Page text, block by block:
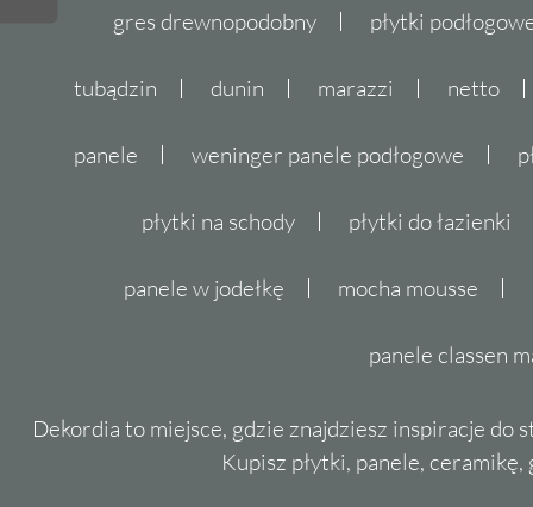
gres drewnopodobny płytki
tubądzin dunin marazzi netto
panele weninger panele podłogowe
płytki na schody płytki do łazienki
panele w jodełkę mocha mousse
panele classen
Dekordia to miejsce, gdzie znajdziesz inspiracje do
Kupisz płytki, panele,